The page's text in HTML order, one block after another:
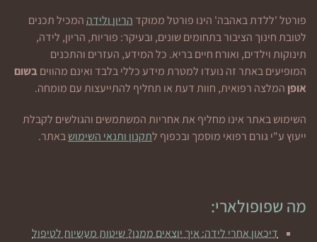
פורטל 'ללדת באהבה' הינו פורטל ממוקד הריון ולידההמכיל תכנים
לטובת חינוך הציבור בתחומים שונים, ובעיקר: פוריות, הריון, לידה,
תינוקות וילדים, ואורח חיים בריא. כל המידע, העזרים והתכנים
המופיעים באתר זה נועדו למטרת מידע כללי בלבד ואינם מהוויםבשום
אופן המלצה רפואית, חוות דעת או תחליף להתייעצות עם מומחה.
השימוש באתר אינו מחליף את אחריות המשתמשים והגולשים לקבלת
ייעוץ ע"י גורם רפואי מוסמך ובכפוף לתקנון ותנאי השימושבאתר.
מה שפופולארי:
דיכאון אחרי לידה: איך יוצאים ממנו? שיטות מעשיות לטיפול